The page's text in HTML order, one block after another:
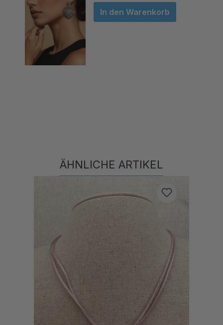
Produktgalerie überspringen